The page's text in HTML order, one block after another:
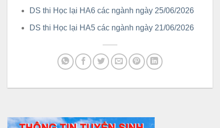
DS thi Học lại HA6 các ngành ngày 25/06/2026
DS thi Học lại HA5 các ngành ngày 21/06/2026